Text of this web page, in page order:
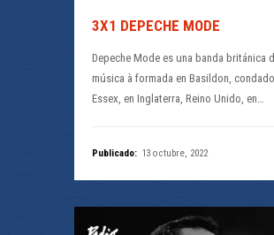
3X1 DEPECHE MODE
Depeche Mode es una banda británica
música à formada en Basildon,
Essex, en Inglaterra, Reino Unido, en…
Publicado: 13 octubre, 2022